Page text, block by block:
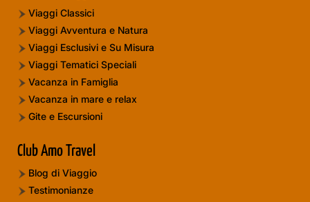
Viaggi Classici
Viaggi Avventura e Natura
Viaggi Esclusivi e Su Misura
Viaggi Tematici Speciali
Vacanza in Famiglia
Vacanza in mare e relax
Gite e Escursioni
Club Amo Travel
Blog di Viaggio
Testimonianze